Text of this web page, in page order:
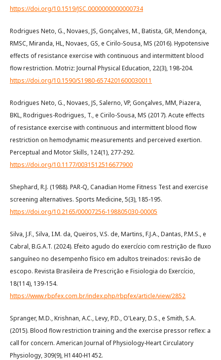
https://doi.org/10.1519/JSC.0000000000000734
Rodrigues Neto, G., Novaes, JS, Gonçalves, M., Batista, GR, Mendonça,
RMSC, Miranda, HL, Novaes, GS, e Cirilo-Sousa, MS (2016). Hypotensive
effects of resistance exercise with continuous and intermittent blood
flow restriction. Motriz: Journal Physical Education, 22(3), 198-204.
https://doi.org/10.1590/S1980-6574201600030011
Rodrigues Neto, G., Novaes, JS, Salerno, VP, Gonçalves, MM, Piazera,
BKL, Rodrigues-Rodrigues, T., e Cirilo-Sousa, MS (2017). Acute effects
of resistance exercise with continuous and intermittent blood flow
restriction on hemodynamic measurements and perceived exertion.
Perceptual and Motor Skills, 124(1), 277-292.
https://doi.org/10.1177/0031512516677900
Shephard, R.J. (1988). PAR-Q, Canadian Home Fitness Test and exercise
screening alternatives. Sports Medicine, 5(3), 185-195.
https://doi.org/10.2165/00007256-198805030-00005
Silva, J.F., Silva, I.M. da, Queiros, V.S. de, Martins, F.J.A., Dantas, P.M.S., e
Cabral, B.G.A.T. (2024). Efeito agudo do exercício com restrição de fluxo
sanguíneo no desempenho físico em adultos treinados: revisão de
escopo. Revista Brasileira de Prescrição e Fisiologia do Exercício,
18(114), 139-154.
https://www.rbpfex.com.br/index.php/rbpfex/article/view/2852
Spranger, M.D., Krishnan, A.C., Levy, P.D., O'Leary, D.S., e Smith, S.A.
(2015). Blood flow restriction training and the exercise pressor reflex: a
call for concern. American Journal of Physiology-Heart Circulatory
Physiology, 309(9), H1440-H1452.